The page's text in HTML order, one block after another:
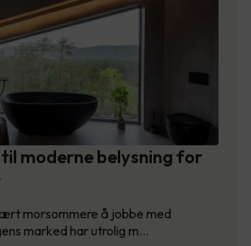
moderne belysning for
morsommere å jobbe med
marked har utrolig m…